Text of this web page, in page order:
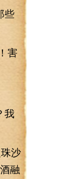
些
害
我
沙
融